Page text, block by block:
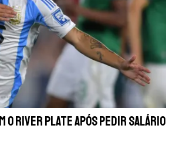
o River Plate após pedir salário